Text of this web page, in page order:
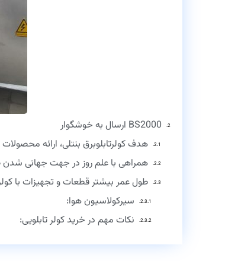
BS2000 ارسال به خوشگوار
هدف کولرتابلوبرق بنتلی، ارائه
همراهی با علم روز در جهت جهانی
طول عمر بیشتر قطعات و تجهیزات با
سیرکولاسیون هوا:
نکات مهم در خرید کولر تابلویی: